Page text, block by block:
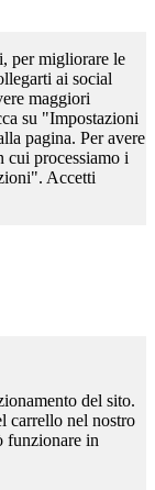
per migliorare le
ai social
maggiori
su "Impostazioni
pagina. Per avere
cui processiamo i
Accetti
del sito.
carrello nel nostro
funzionare in